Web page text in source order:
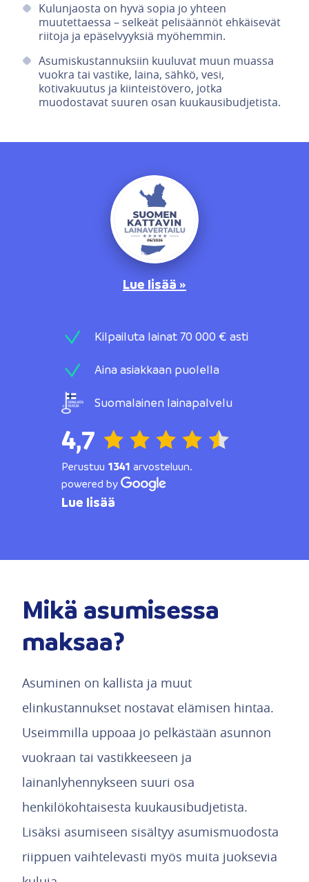
Kulunjaosta on hyvä sopia jo yhteen
muutettaessa – selkeät pelisäännöt ehkäisevät
riitoja ja epäselvyyksiä myöhemmin.
Asumiskustannuksiin kuuluvat muun muassa
vuokra tai vastike, laina, sähkö, vesi,
kotivakuutus ja kiinteistövero, jotka
muodostavat suuren osan kuukausibudjetista.
Lue lisää »
Kilpailuta lainat 70 000 € asti
Aina asiakkaan puolella
Suomalainen lainapalvelu
4,7
Perustuu 1341 arvosteluun.
powered by
Lue lisää
Mikä asumisessa
maksaa?
Asuminen on kallista ja muut
elinkustannukset nostavat elämisen hintaa.
Useimmilla uppoaa jo pelkästään asunnon
vuokraan tai vastikkeeseen ja
lainanlyhennykseen suuri osa
henkilökohtaisesta kuukausibudjetista.
Lisäksi asumiseen sisältyy asumismuodosta
riippuen vaihtelevasti myös muita juoksevia